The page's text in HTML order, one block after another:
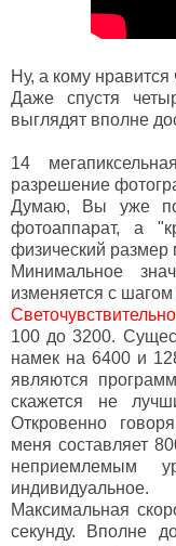
Ну, а кому нравится
Даже спустя
выглядят вполне
14
разрешение
Думаю, Вы уже
фотоаппарат, а
физический размер
Минимальное
изменяется с шагом
100 до 3200.
намек на 6400 и
являются
скажется не
Откровенно
меня составляет
неприемлемым
индивидуальное.
Максимальная
секунду. Вполне